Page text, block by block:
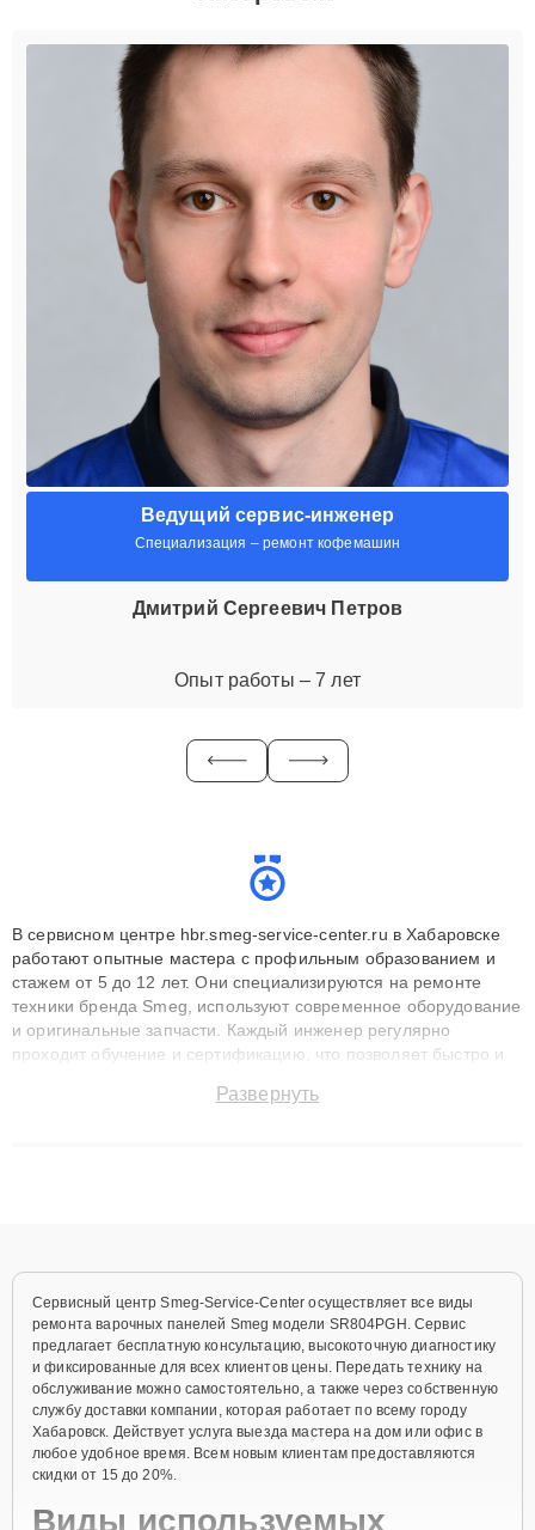
Ведущий сервис-инженер
Специализация – ремонт кофемашин
Дмитрий Сергеевич Петров
Опыт работы – 7 лет
В сервисном центре hbr.smeg-service-center.ru в Хабаровске
работают опытные мастера с профильным образованием и
стажем от 5 до 12 лет. Они специализируются на ремонте
техники бренда Smeg, используют современное оборудование
и оригинальные запчасти. Каждый инженер регулярно
проходит обучение и сертификацию, что позволяет быстро и
сохранением гарантии до 3 лет. Наши мастера решают
Развернуть
Сервисный центр Smeg-Service-Center осуществляет все виды
ремонта варочных панелей Smeg модели SR804PGH. Сервис
предлагает бесплатную консультацию, высокоточную диагностику
и фиксированные для всех клиентов цены. Передать технику на
обслуживание можно самостоятельно, а также через собственную
службу доставки компании, которая работает по всему городу
Хабаровск. Действует услуга выезда мастера на дом или офис в
любое удобное время. Всем новым клиентам предоставляются
скидки от 15 до 20%.
Виды используемых